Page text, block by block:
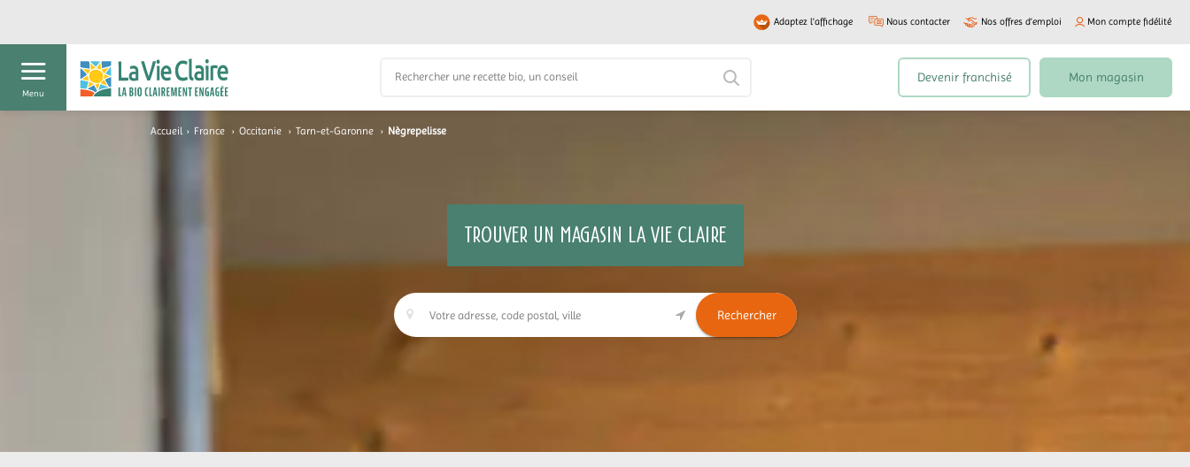
Adaptez l'affichage Nous contacter Nos offres d’emploi Mon compte fidélité
Menu
Devenir franchisé Mon magasin
Accueil › France › Occitanie › Tarn-et-Garonne › Nègrepelisse
TROUVER UN MAGASIN LA VIE CLAIRE
Rechercher